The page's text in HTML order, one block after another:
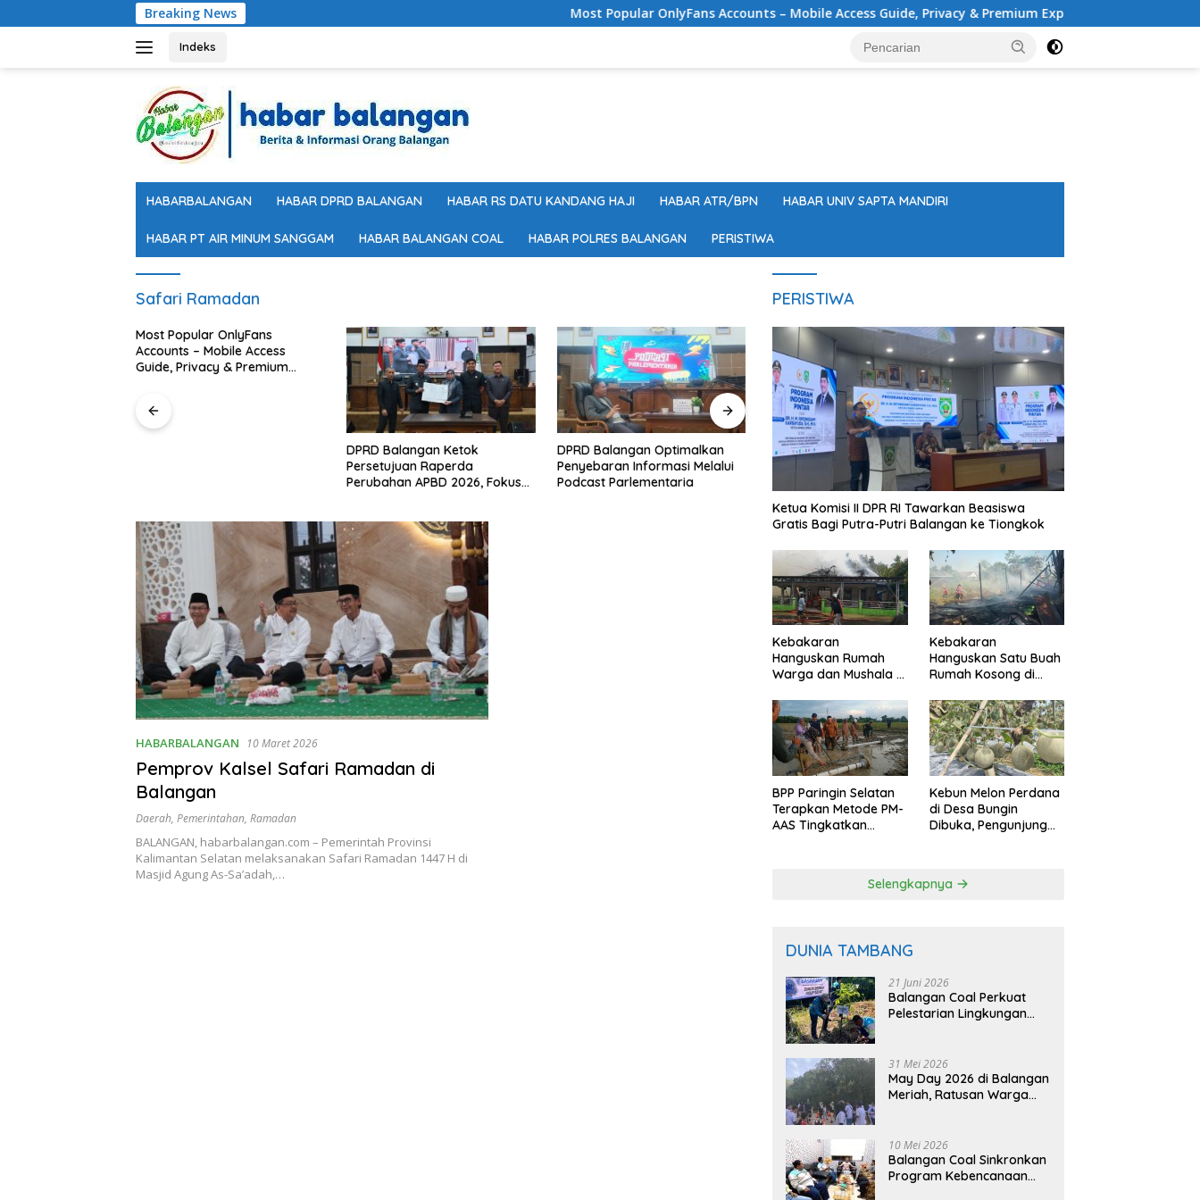
ke
Breaking News Most Popular OnlyFans Accounts – Mobile Access Guide, Privacy & Premium Experience
Indeks
HABARBALANGAN HABAR DPRD BALANGAN HABAR RS DATU KANDANG HAJI HABAR ATR/BPN HABAR UNIV SAPTA MANDIRI
HABAR PT AIR MINUM SANGGAM HABAR BALANGAN COAL HABAR POLRES BALANGAN PERISTIWA
Safari Ramadan
Most Popular OnlyFans
Accounts – Mobile Access
Guide, Privacy & Premium
DPRD Balangan Ketok
Persetujuan Raperda
Perubahan APBD 2026, Fokus
DPRD Balangan Optimalkan
Penyebaran Informasi Melalui
Podcast Parlementaria
Pengukuran Terjadwal Beri
Kepastian Waktu Layanan
Pertanahan Masyarakat
SDN Mungkur Uyam Evaluasi
Empat Standar Pelayanan
Publik
HABARBALANGAN 10 Maret 2026
Pemprov Kalsel Safari Ramadan di
Balangan
Daerah, Pemerintahan, Ramadan
BALANGAN, habarbalangan.com – Pemerintah Provinsi
Kalimantan Selatan melaksanakan Safari Ramadan 1447 H di
Masjid Agung As-Sa’adah,…
PERISTIWA
Ketua Komisi II DPR RI Tawarkan Beasiswa
Gratis Bagi Putra-Putri Balangan ke Tiongkok
Kebakaran
Hanguskan Rumah
Warga dan Mushala di
Terdampak
Kebakaran
Hanguskan Satu Buah
Rumah Kosong di
BPP Paringin Selatan
Terapkan Metode PM-
AAS Tingkatkan
Kebun Melon Perdana
di Desa Bungin
Dibuka, Pengunjung
Selengkapnya
DUNIA TAMBANG
21 Juni 2026
Balangan Coal Perkuat
Pelestarian Lingkungan
31 Mei 2026
May Day 2026 di Balangan
Meriah, Ratusan Warga
10 Mei 2026
Balangan Coal Sinkronkan
Program Kebencanaan